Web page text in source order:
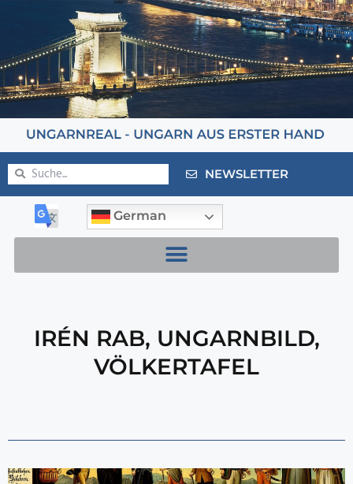
NEWSLETTER
German
IRÉN RAB, UNGARNBILD,
VÖLKERTAFEL